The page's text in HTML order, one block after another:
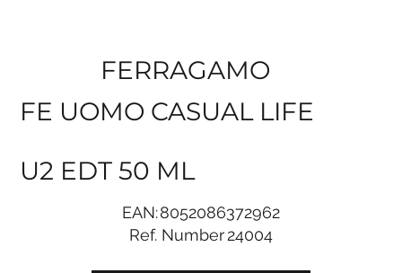
FERRAGAMO
FE UOMO CASUAL LIFE
U2 EDT 50 ML
EAN:8052086372962
Ref. Number24004